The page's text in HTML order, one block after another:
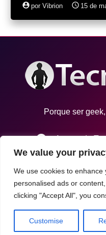
We value your
We use cookies to
personalised ads or
clicking "Accept All", you
Customise
account_circle por Vibrion access_time 15 de
Porque ser
info Acerca de
Desarrollo